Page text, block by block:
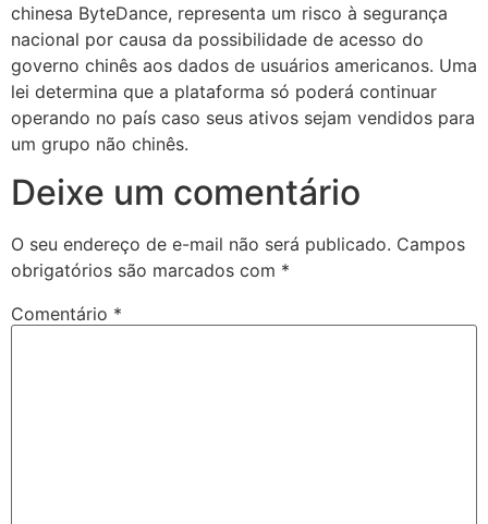
chinesa ByteDance, representa um risco à segurança
nacional por causa da possibilidade de acesso do
governo chinês aos dados de usuários americanos. Uma
lei determina que a plataforma só poderá continuar
operando no país caso seus ativos sejam vendidos para
um grupo não chinês.
Deixe um comentário
O seu endereço de e-mail não será publicado. Campos
obrigatórios são marcados com *
Comentário *